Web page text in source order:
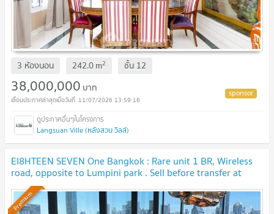
3 ห้องนอน 242.0m2 ชั้น 12
38,000,000 บาท
11/07/2026 13:59:16
Langsuan Ville (หลังสวน วิลล์)
EI8HTEEN SEVEN One Bangkok : Rare unit 1 BR, Wireless
road, opposite to Lumpini park . Sell before transfer at
original contract price. 🔥 BEST DEAL🔥
Premium